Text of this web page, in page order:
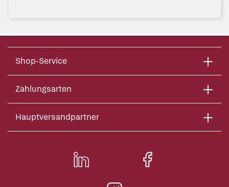
Shop-Service
Zahlungsarten
Hauptversandpartner